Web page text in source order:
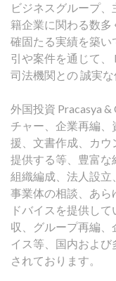
ビジネスグループ
籍企業に関わる数多
確固たる実績を築い
引や案件を通じて
司法機関との 誠実
外国投資 Pracasya
チャー、企業再編
援、文書作成、カウ
提供する等、豊富な
組織編成、法人設立
事業体の相談、あら
ドバイスを提供し
収、グループ再編
イス等、国内およ
されております。